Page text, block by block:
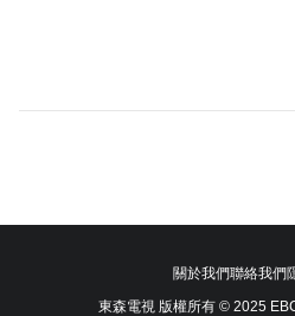
關於我們聯絡我們
東森電視 版權所有 © 2025